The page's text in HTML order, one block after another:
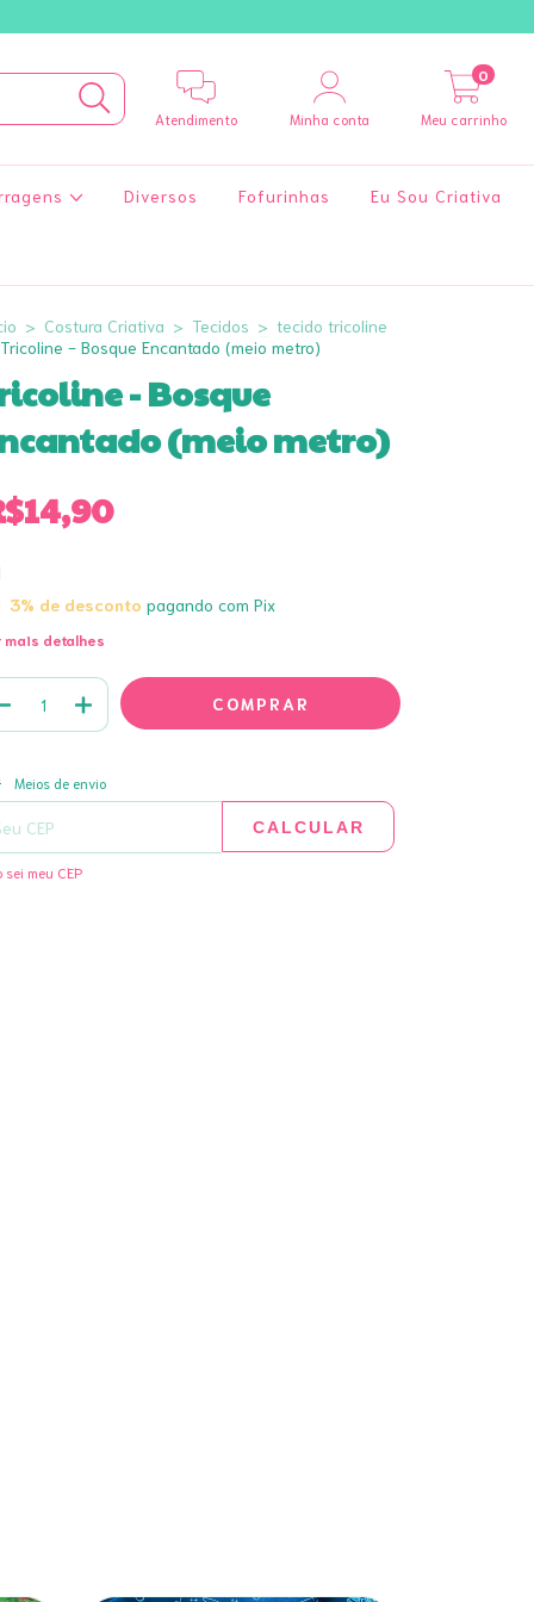
Atendimento Minha conta Meu carrinho
0
Diversos Fofurinhas Eu Sou Criativa
> Costura Criativa > Tecidos > tecido tricoline
Tricoline - Bosque Encantado (meio metro)
- Bosque
(meio metro)
3% de desconto pagando com Pix
mais detalhes
para o CEP:
Meios de envio
CALCULAR
sei meu CEP